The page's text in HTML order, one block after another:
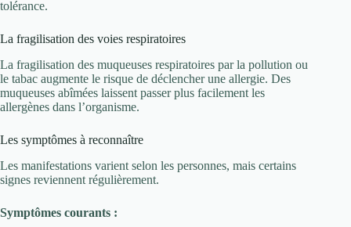
tolérance.
La fragilisation des voies respiratoires
La fragilisation des muqueuses respiratoires par la pollution ou
le tabac augmente le risque de déclencher une allergie. Des
muqueuses abîmées laissent passer plus facilement les
allergènes dans l’organisme.
Les symptômes à reconnaître
Les manifestations varient selon les personnes, mais certains
signes reviennent régulièrement.
Symptômes courants :